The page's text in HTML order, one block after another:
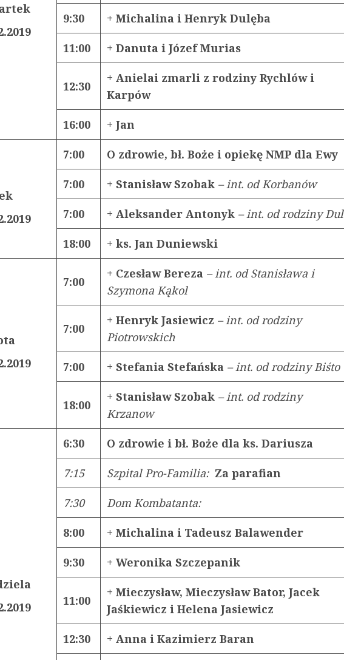
9:30 + Michalina i Henryk Dulęba
11:00 + Danuta i Józef Murias
12:30
+ Anielai zmarli z rodziny Rychlów i
Karpów
16:00 + Jan
7:00 O zdrowie, bł. Boże i opiekę NMP dla Ewy
7:00 + Stanisław Szobak – int. od Korbanów
7:00 + Aleksander Antonyk – int. od rodziny Dul
18:00 + ks. Jan Duniewski
7:00
+ Czesław Bereza – int. od Stanisława i
Szymona Kąkol
7:00
+ Henryk Jasiewicz – int. od rodziny
Piotrowskich
7:00 + Stefania Stefańska – int. od rodziny Biśto
18:00
+ Stanisław Szobak – int. od rodziny
Krzanow
6:30 O zdrowie i bł. Boże dla ks. Dariusza
7:15 Szpital Pro-Familia: Za parafian
7:30 Dom Kombatanta:
8:00 + Michalina i Tadeusz Balawender
9:30 + Weronika Szczepanik
11:00
+ Mieczysław, Mieczysław Bator, Jacek
Jaśkiewicz i Helena Jasiewicz
12:30 + Anna i Kazimierz Baran